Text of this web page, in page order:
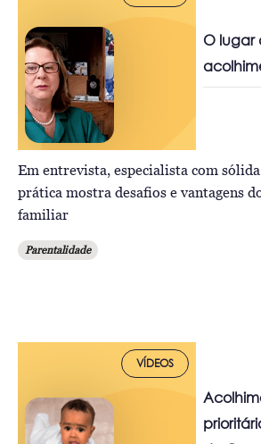
O lugar
Em entrevista, especialista com
prática mostra desafios e vantagens
familiar
Parentalidade
VÍDEOS